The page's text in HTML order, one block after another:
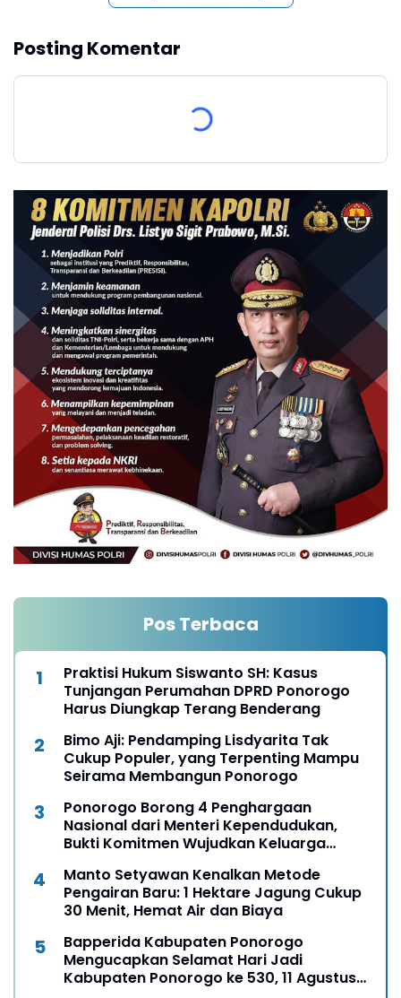
Posting Komentar
Pos Terbaca
Praktisi Hukum Siswanto SH: Kasus
Tunjangan Perumahan DPRD Ponorogo
Harus Diungkap Terang Benderang
Bimo Aji: Pendamping Lisdyarita Tak
Cukup Populer, yang Terpenting Mampu
Seirama Membangun Ponorogo
Ponorogo Borong 4 Penghargaan
Nasional dari Menteri Kependudukan,
Bukti Komitmen Wujudkan Keluarga
Manto Setyawan Kenalkan Metode
Pengairan Baru: 1 Hektare Jagung Cukup
30 Menit, Hemat Air dan Biaya
Bapperida Kabupaten Ponorogo
Mengucapkan Selamat Hari Jadi
Kabupaten Ponorogo ke 530, 11 Agustus